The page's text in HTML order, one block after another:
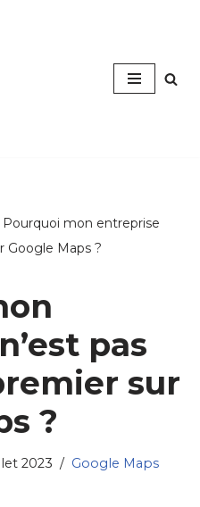
Pourquoi mon entreprise
Google Maps ?
pas
sur
?
2023 Google Maps